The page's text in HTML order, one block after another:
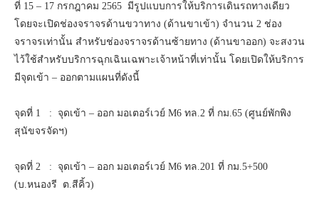
ที่ 15 – 17 กรกฎาคม 2565 มีรูปแบบการให้บริการเดินรถทางเดียว
โดยจะเปิดช่องจราจรด้านขวาทาง (ด้านขาเข้า) จำนวน 2 ช่อง
จราจรเท่านั้น สำหรับช่องจราจรด้านซ้ายทาง (ด้านขาออก) จะสงวน
ไว้ใช้สำหรับบริการฉุกเฉินเฉพาะเจ้าหน้าที่เท่านั้น โดยเปิดให้บริการ
มีจุดเข้า – ออกตามแผนที่ดังนี้
จุดที่ 1 : จุดเข้า – ออก มอเตอร์เวย์ M6 ทล.2 ที่ กม.65 (ศูนย์พักพิง
สุนัขจรจัดฯ)
จุดที่ 2 : จุดเข้า – ออก มอเตอร์เวย์ M6 ทล.201 ที่ กม.5+500
(บ.หนองรี ต.สีคิ้ว)